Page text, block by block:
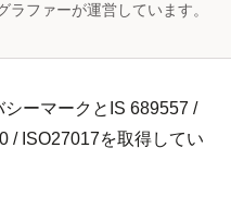
ファーが運営しています。
ーマークとIS 689557 /
/ ISO27017を取得してい